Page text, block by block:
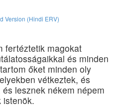
Version (Hindi ERV)
fertéztetik magokat
és minden
őket minden oly
vétkeztek, és
lesznek nékem népem
istenök.